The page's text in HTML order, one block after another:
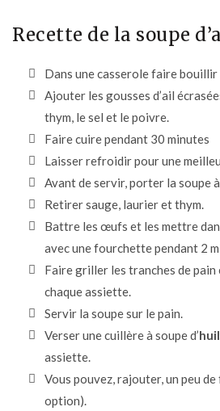
Recette de la soupe
Dans une casserole faire bouillir
Ajouter les gousses d’ail
thym, le sel et le poivre.
Faire cuire pendant 30 minutes
Laisser refroidir pour une
Avant de servir, porter la soupe
Retirer sauge, laurier et thym.
Battre les œufs et les mettre
avec une fourchette pendant 2
Faire griller les tranches de pain
chaque assiette.
Servir la soupe sur le pain.
Verser une cuillère à soupe d’
assiette.
Vous pouvez, rajouter, un peu
option).